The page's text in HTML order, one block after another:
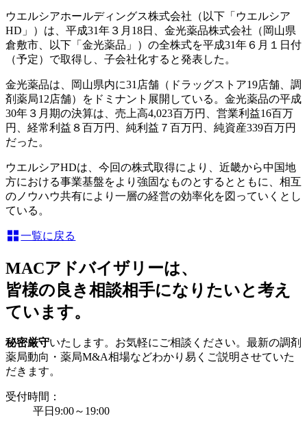
ウエルシアホールディングス株式会社（以下「ウエルシア
HD」）は、平成31年３月18日、金光薬品株式会社（岡山県
倉敷市、以下「金光薬品」）の全株式を平成31年６月１日付
（予定）で取得し、子会社化すると発表した。
金光薬品は、岡山県内に31店舗（ドラッグストア19店舗、調
剤薬局12店舗）をドミナント展開している。金光薬品の平成
30年３月期の決算は、売上高4,023百万円、営業利益16百万
円、経常利益８百万円、純利益７百万円、純資産339百万円
だった。
ウエルシアHDは、今回の株式取得により、近畿から中国地
方における事業基盤をより強固なものとするとともに、相互
のノウハウ共有により一層の経営の効率化を図っていくとし
ている。
一覧に戻る
MACアドバイザリーは、
皆様の良き相談相手になりたいと考え
ています。
秘密厳守いたします。お気軽にご相談ください。最新の調剤
薬局動向・薬局M&A相場などわかり易くご説明させていた
だきます。
受付時間：
平日9:00～19:00